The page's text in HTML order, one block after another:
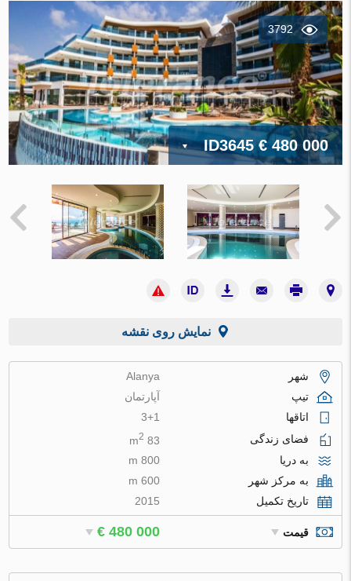
3792
ID3645€ 480 000
نمایش روی نقشه
شهر
Alanya
تیپ
آپارتمان
اتاقها
3+1
فضای زندگی
83 m
2
به دریا
800 m
به مرکز شهر
600 m
تاریخ تکمیل
2015
قیمت € 480 000